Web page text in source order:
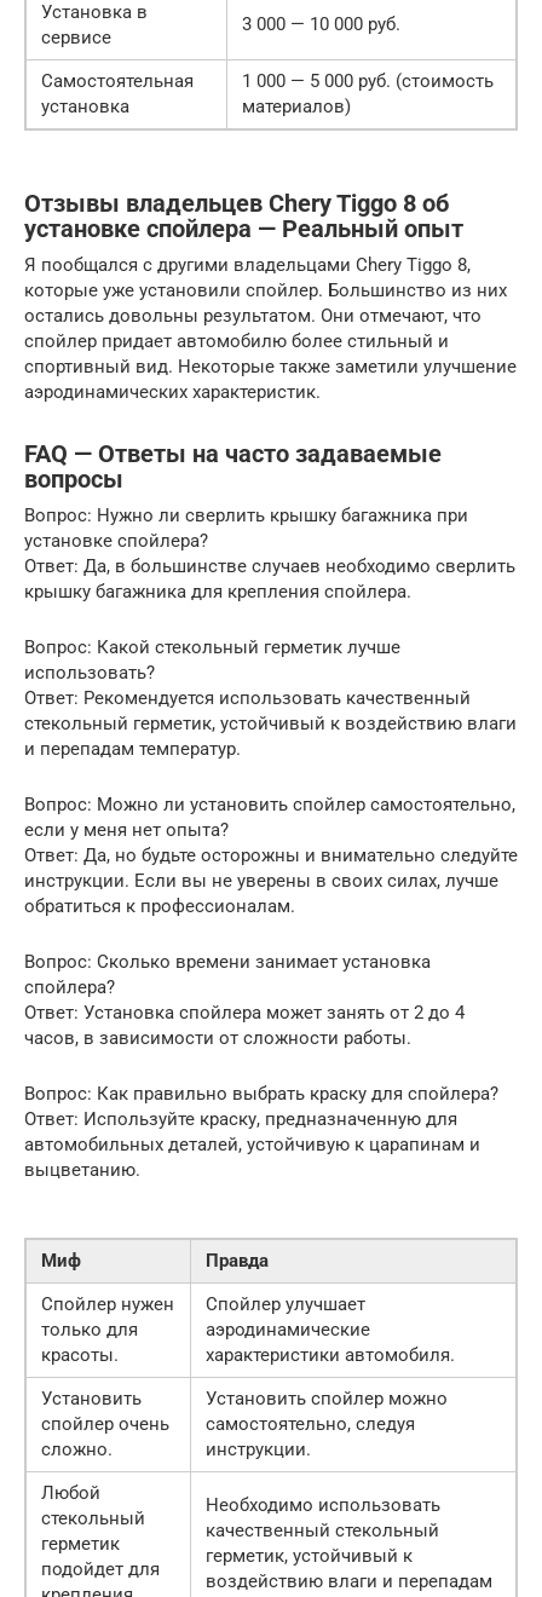
Установка в
сервисе
3 000 — 10 000 руб.
Самостоятельная
установка
1 000 — 5 000 руб. (стоимость
материалов)
Отзывы владельцев Chery Tiggo 8 об
установке спойлера — Реальный опыт
Я пообщался с другими владельцами Chery Tiggo 8,
которые уже установили спойлер. Большинство из них
остались довольны результатом. Они отмечают, что
спойлер придает автомобилю более стильный и
спортивный вид. Некоторые также заметили улучшение
аэродинамических характеристик.
FAQ — Ответы на часто задаваемые
вопросы
Вопрос: Нужно ли сверлить крышку багажника при
установке спойлера?
Ответ: Да, в большинстве случаев необходимо сверлить
крышку багажника для крепления спойлера.
Вопрос: Какой стекольный герметик лучше
использовать?
Ответ: Рекомендуется использовать качественный
стекольный герметик, устойчивый к воздействию влаги
и перепадам температур.
Вопрос: Можно ли установить спойлер самостоятельно,
если у меня нет опыта?
Ответ: Да, но будьте осторожны и внимательно следуйте
инструкции. Если вы не уверены в своих силах, лучше
обратиться к профессионалам.
Вопрос: Сколько времени занимает установка
спойлера?
Ответ: Установка спойлера может занять от 2 до 4
часов, в зависимости от сложности работы.
Вопрос: Как правильно выбрать краску для спойлера?
Ответ: Используйте краску, предназначенную для
автомобильных деталей, устойчивую к царапинам и
выцветанию.
Миф
Правда
Спойлер нужен
только для
красоты.
Спойлер улучшает
аэродинамические
характеристики автомобиля.
Установить
спойлер очень
сложно.
Установить спойлер можно
самостоятельно, следуя
инструкции.
Любой
стекольный
герметик
подойдет для
Необходимо использовать
качественный стекольный
герметик, устойчивый к
воздействию влаги и перепадам